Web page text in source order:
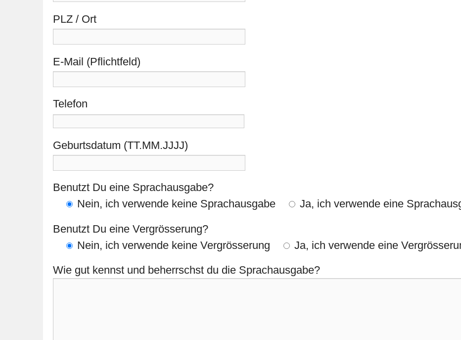
PLZ / Ort
E-Mail (Pflichtfeld)
Telefon
Geburtsdatum (TT.MM.JJJJ)
Benutzt Du eine Sprachausgabe?
Nein, ich verwende keine Sprachausgabe
Ja, ich verwende eine
Benutzt Du eine Vergrösserung?
Nein, ich verwende keine Vergrösserung
Ja, ich verwende eine
Wie gut kennst und beherrschst du die Sprachausgabe?